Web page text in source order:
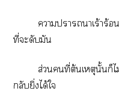
าาาเร้าร้
ที่ะดับมัน
ส่วนคนที่ต้นเหตุนั้นก็ไ
กลับยิ่งได้ใ